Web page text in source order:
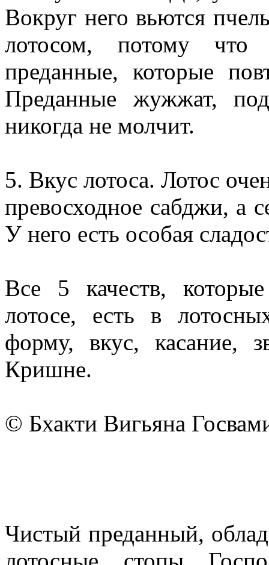
Вокруг него вьются
лотосом, потому что
преданные, которые
Преданные жужжат,
никогда не молчит.
5. Вкус лотоса. Лотос
превосходное сабджи, а
У него есть особая
Все 5 качеств,
лотосе, есть в
форму, вкус, касание,
Кришне.
© Бхакти Вигьяна
Чистый преданный,